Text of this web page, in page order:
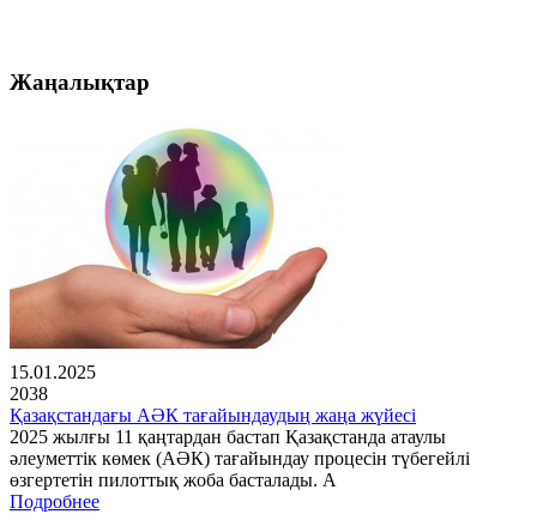
Жаңалықтар
15.01.2025
2038
Қазақстандағы АӘК тағайындаудың жаңа жүйесі
2025 жылғы 11 қаңтардан бастап Қазақстанда атаулы
әлеуметтік көмек (АӘК) тағайындау процесін түбегейлі
өзгертетін пилоттық жоба басталады. А
Подробнее